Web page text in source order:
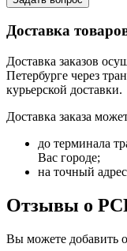
Доставка
Доставка заказов
Петербурге через
курьерской доставки.
Доставка заказа
до терминала
Вас городе;
на точный
Отзывы о
Вы можете добавить